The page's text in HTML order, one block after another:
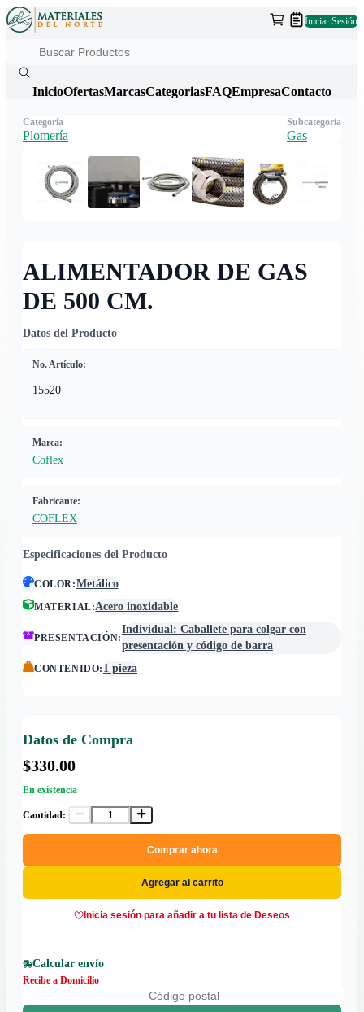
Iniciar Sesión
InicioOfertasMarcasCategoriasFAQEmpresaContacto
ALIMENTADOR DE GAS
DE 500 CM.
Datos del Producto
No. Artículo:
15520
Marca:
Coflex
Fabricante:
COFLEX
Especificaciones del Producto
COLOR:Metálico
MATERIAL:Acero inoxidable
PRESENTACIÓN:
Individual: Caballete para colgar con
presentación y código de barra
CONTENIDO: 1 pieza
Datos de Compra
$330.00
En existencia
Cantidad:
Comprar ahora
Agregar al carrito
Inicia sesión para añadir a tu lista de Deseos
Calcular envío
Recibe a Domicilio
Categoría
Plomería
Subcategoría
Gas